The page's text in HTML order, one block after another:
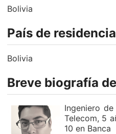
Bolivia
País de residencia
Bolivia
Breve biografía
Ingeniero
Telecom, 5
10 en Banca